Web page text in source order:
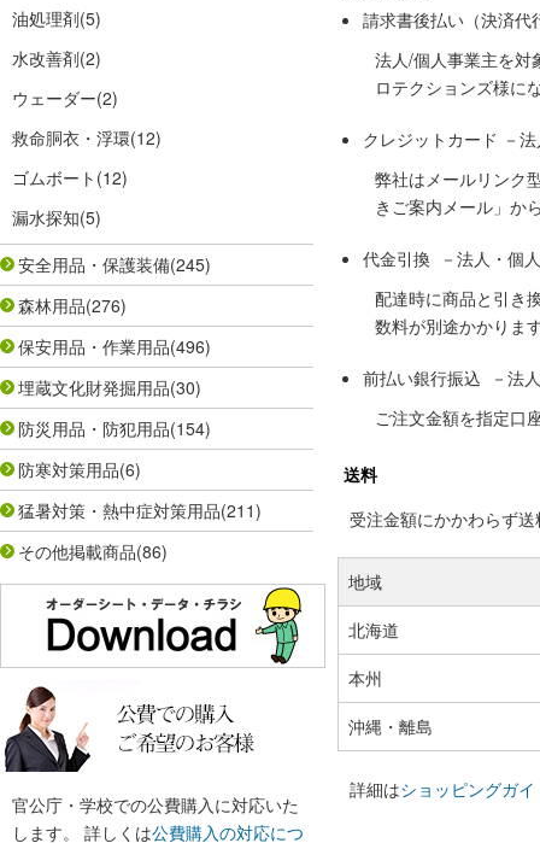
油処理剤(5)
水改善剤(2)
ウェーダー(2)
救命胴衣・浮環(12)
ゴムボート (12)
漏水探知(5)
安全用品・保護装備(245)
森林用品(276)
保安用品・作業用品(496)
埋蔵文化財発掘用品(30)
防災用品・防犯用品(154)
防寒対策用品(6)
猛暑対策・熱中症対策用品(211)
その他掲載商品(86)
官公庁・学校での公費購入に対応いた
します。 詳しくは公費購入の対応につ
請求書後払い（決済代
法人/個人事業主を対
ロテクションズ様に
クレジットカード －
弊社はメールリンク
きご案内メール」か
代金引換 －法人・個
配達時に商品と引き
数料が別途かかりま
前払い銀行振込 －法
ご注文金額を指定口
送料
受注金額にかかわらず
地域
北海道
本州
沖縄・離島
詳細はショッピングガイ